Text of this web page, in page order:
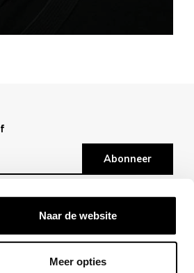
Naar de website
Meer opties
Abonneer